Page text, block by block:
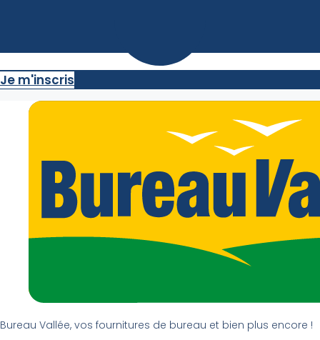
Je m'inscris
Bureau Vallée, vos fournitures de bureau et bien plus encore !